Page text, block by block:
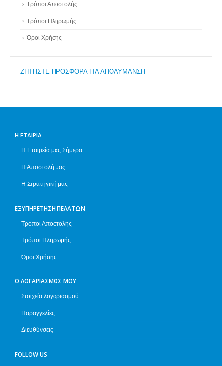
Τρόποι Αποστολής
Τρόποι Πληρωμής
Όροι Χρήσης
ZΗΤΗΣΤΕ ΠΡΟΣΦΟΡΑ ΓΙΑ ΑΠΟΛΥΜΑΝΣΗ
Η ΕΤΑΙΡΊΑ
Η Εταιρεία μας Σήμερα
Η Αποστολή μας
Η Στρατηγική μας
ΕΞΥΠΗΡΈΤΗΣΗ ΠΕΛΑΤΏΝ
Τρόποι Αποστολής
Τρόποι Πληρωμής
Όροι Χρήσης
Ο ΛΟΓΑΡΙΑΣΜΌΣ ΜΟΥ
Στοιχεία λογαριασμού
Παραγγελίες
Διευθύνσεις
FOLLOW US